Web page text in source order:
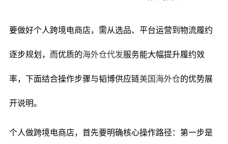
要做好个人跨境电商店，需从选品、平台运营到物流履约
逐步规划，而优质的海外仓代发服务能大幅提升履约效
率，下面结合操作步骤与韬博供应链美国海外仓的优势展
开说明。
个人做跨境电商店，首先要明确核心操作路径：第一步是